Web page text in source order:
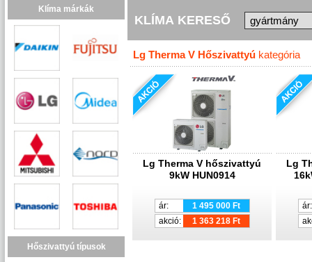
Klíma márkák
Hőszivattyú típusok
KLÍMA KERESŐ
Lg Therma V Hőszivattyú kategória
Lg Therma V hőszivattyú
9kW HUN0914
ár:
1 495 000 Ft
akció:
1 363 218 Ft
Lg
ár: